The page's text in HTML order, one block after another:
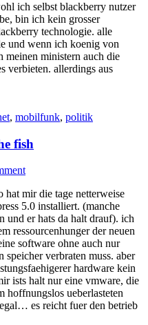
ich selbst blackberry nutzer
bin ich kein grosser
technologie. alle
und wenn ich koenig von
meinen ministern auch die
verbieten. allerdings aus
, mobilfunk, politik
fish
on
long
and
thanks
for
all
the
fish
hat mir die tage netterweise
5.0 installiert. (manche
und er hats da halt drauf). ich
ressourcenhunger der neuen
software ohne auch nur
speicher verbraten muss. aber
hardware kein
ists halt nur eine vmware, die
hoffnungslos ueberlasteten
es reicht fuer den betrieb